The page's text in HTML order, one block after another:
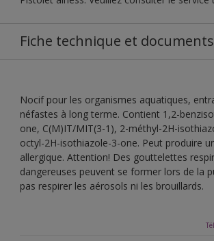
Fiche technique et documents
Nocif pour les organismes aquatiques,
néfastes à long terme. Contient 1,2-
one, C(M)IT/MIT(3-1), 2-méthyl-2H-
octyl-2H-isothiazole-3-one. Peut produire
allergique. Attention! Des gouttelettes
dangereuses peuvent se former lors de la
pas respirer les aérosols ni les brouillards.